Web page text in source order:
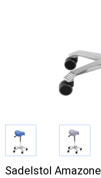
Sadelstol Amazone